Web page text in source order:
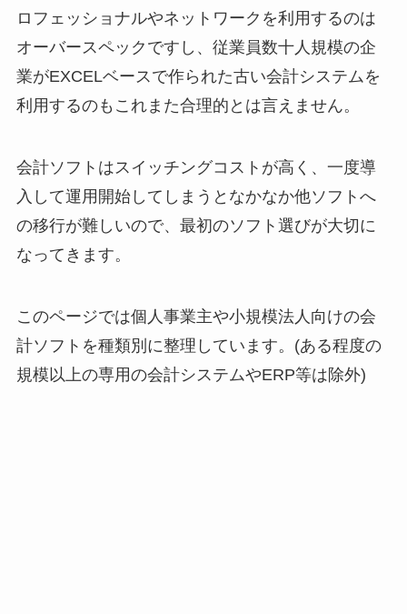
ロフェッショナルやネットワークを利用するのは
オーバースペックですし、従業員数十人規模の企
業がEXCELベースで作られた古い会計システムを
利用するのもこれまた合理的とは言えません。
会計ソフトはスイッチングコストが高く、一度導
入して運用開始してしまうとなかなか他ソフトへ
の移行が難しいので、最初のソフト選びが大切に
なってきます。
このページでは個人事業主や小規模法人向けの会
計ソフトを種類別に整理しています。(ある程度の
規模以上の専用の会計システムやERP等は除外)